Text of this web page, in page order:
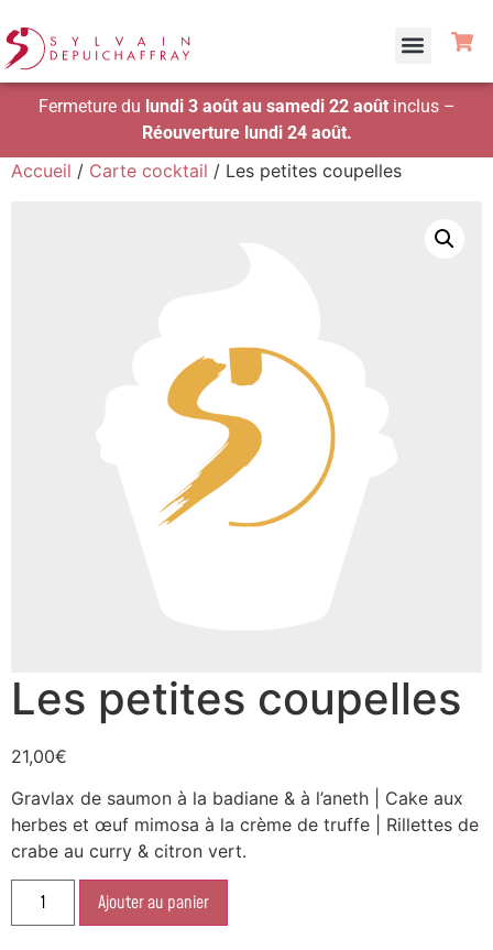
Fermeture du lundi 3 août au samedi 22 aoûtinclus –
Réouverture lundi 24 août.
Accueil / Carte cocktail / Les petites coupelles
Les petites coupelles
21,00€
Gravlax de saumon à la badiane & à l’aneth | Cake aux
herbes et œuf mimosa à la crème de truffe | Rillettes de
crabe au curry & citron vert.
Ajouter au panier